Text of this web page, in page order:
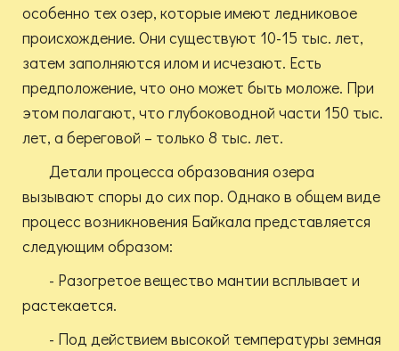
особенно тех озер, которые имеют ледниковое
происхождение. Они существуют 10-15 тыс. лет,
затем заполняются илом и исчезают. Есть
предположение, что оно может быть моложе. При
этом полагают, что глубоководной части 150 тыс.
лет, а береговой – только 8 тыс. лет.
Детали процесса образования озера
вызывают споры до сих пор. Однако в общем виде
процесс возникновения Байкала представляется
следующим образом:
- Разогретое вещество мантии всплывает и
растекается.
- Под действием высокой температуры земная